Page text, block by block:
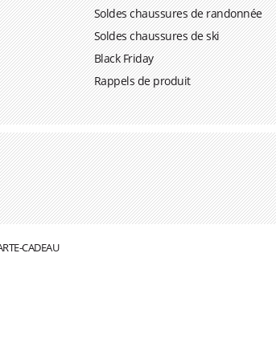
Soldes chaussures de randonnée
Soldes chaussures de ski
Black Friday
Rappels de produit